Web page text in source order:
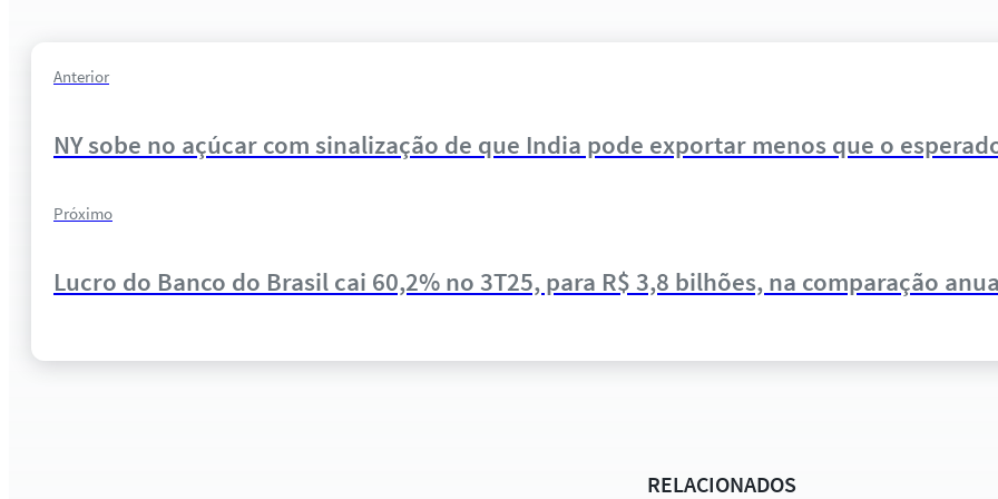
Anterior
NY sobe no açúcar com sinalização de que India pode exportar menos que o
Próximo
Lucro do Banco do Brasil cai 60,2% no 3T25, para R$ 3,8 bilhões, na comparação
RELACIONADOS